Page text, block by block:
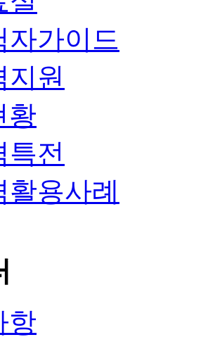
자가이드
지원
황
특전
활용사례
항